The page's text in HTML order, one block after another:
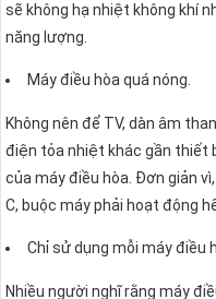
sẽ không hạ nhiệt không khí
năng lượng.
Máy điều hòa quá nóng.
Không nên để TV, dàn âm
điện tỏa nhiệt khác gần thiết
của máy điều hòa. Đơn giản
C, buộc máy phải hoạt động
Chỉ sử dụng mỗi máy điều
Nhiều người nghĩ rằng máy